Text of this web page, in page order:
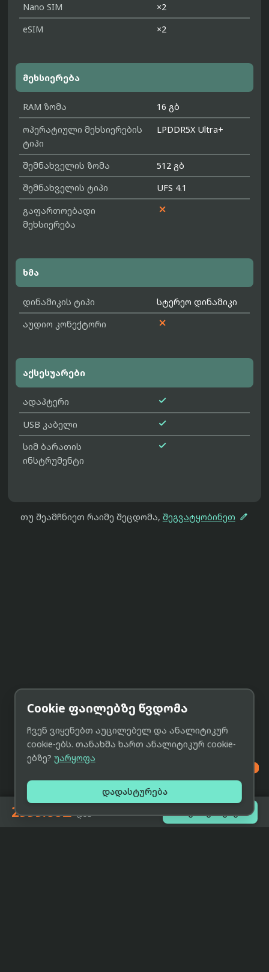
Nano SIM
×2
eSIM
×2
მეხსიერება
RAM ზომა
16 გბ
ოპერატიული მეხსიერების
ტიპი
LPDDR5X Ultra+
შემნახველის ზომა
512 გბ
შემნახველის ტიპი
UFS 4.1
გაფართოებადი
მეხსიერება

ხმა
დინამიკის ტიპი
სტერეო დინამიკი
აუდიო კონექტორი

აქსესუარები
ადაპტერი 
USB კაბელი 
სიმ ბარათის
ინსტრუმენტი

თუ შეამჩნიეთ რაიმე შეცდომა, შეგვატყობინეთ 
2999.00₾-დან შეთავაზებები

Cookie ფაილებზე წვდომა
ჩვენ ვიყენებთ აუცილებელ და ანალიტიკურ
cookie-ებს. თანახმა ხართ ანალიტიკურ cookie-
ებზე? უარყოფა
დადასტურება